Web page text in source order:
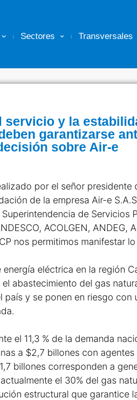
Sectores Transversales
servicio y la
garantizarse
sobre Air-e
por el señor presidente
de la empresa Air-e
de Servicios
ACOLGEN, ANDEG,
nos permitimos manifestar
eléctrica en la región
abastecimiento del gas
país y se ponen en riesgo con
el 11,3 % de la demanda
a $2,7 billones con
billones corresponden a
el 30% del gas
estructural que garantice